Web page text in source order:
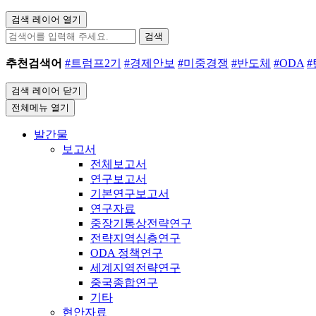
검색 레이어 열기
검색
추천검색어 #트럼프2기 #경제안보 #미중경쟁 #반도체 #ODA #
검색 레이어 닫기
전체메뉴 열기
발간물
보고서
전체보고서
연구보고서
기본연구보고서
연구자료
중장기통상전략연구
전략지역심층연구
ODA 정책연구
세계지역전략연구
중국종합연구
기타
현안자료